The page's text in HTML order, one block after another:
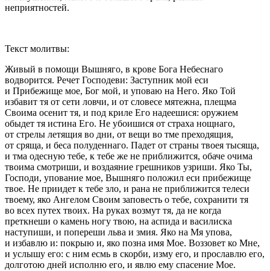
неприятностей.
Текст молитвы:
Живый в помощи Вышняго, в крове Бога Небеснаго
водворится. Речет Господеви: Заступник мой еси
и Прибежище мое, Бог мой, и уповаю на Него. Яко Той
избавит тя от сети ловчи, и от словесе мятежна, плещма
Своима осенит тя, и под криле Его надеешися: оружием
обыдет тя истина Его. Не убоишися от страха нощнаго,
от стрелы летящия во дни, от вещи во тме преходящия,
от сряща, и беса полуденнаго. Падет от страны твоея тысяща,
и тма одесную тебе, к тебе же не приближится, обаче очима
твоима смотриши, и воздаяние грешников узриши. Яко Ты,
Господи, упование мое, Вышняго положил еси прибежище
твое. Не приидет к тебе зло, и рана не приближится телеси
твоему, яко Ангелом Своим заповесть о тебе, сохранити тя
во всех путех твоих. На руках возмут тя, да не когда
преткнеши о камень ногу твою, на аспида и василиска
наступиши, и попереши льва и змия. Яко на Мя упова,
и избавлю и: покрыю и, яко позна имя Мое. Воззовет ко Мне,
и услышу его: с ним есмь в скорби, изму его, и прославлю его,
долготою дней исполню его, и явлю ему спасение Мое.